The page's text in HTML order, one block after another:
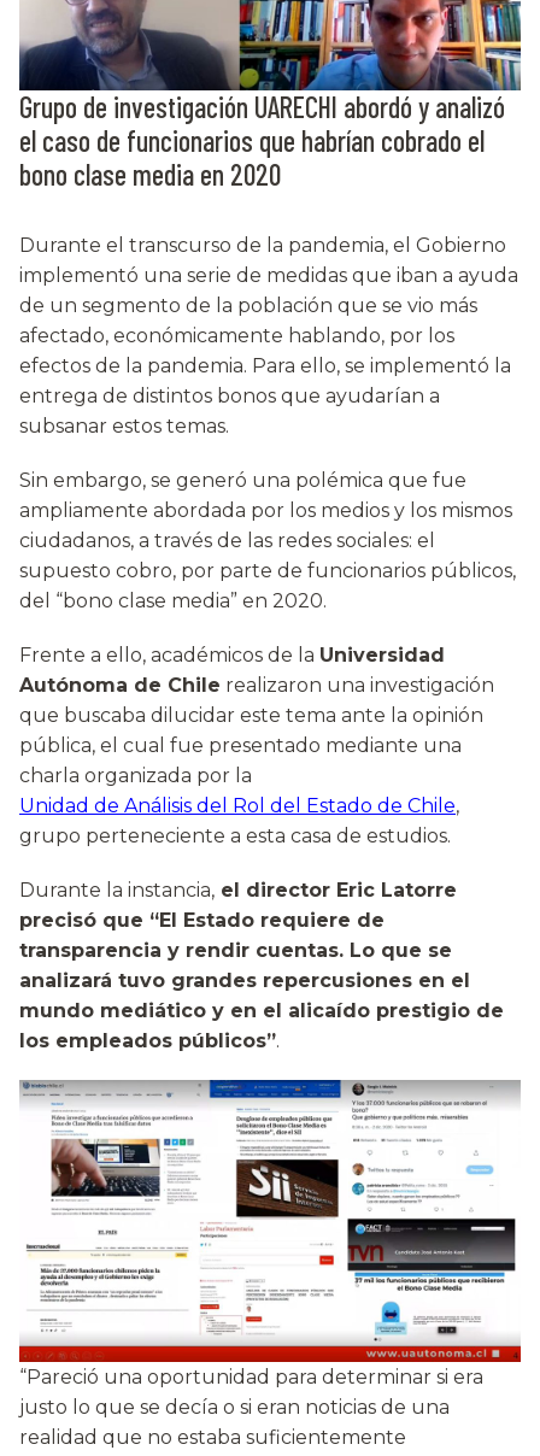
Grupo de investigación UARECHI abordó y analizó
el caso de funcionarios que habrían cobrado el
bono clase media en 2020
Durante el transcurso de la pandemia, el Gobierno
implementó una serie de medidas que iban a ayuda
de un segmento de la población que se vio más
afectado, económicamente hablando, por los
efectos de la pandemia. Para ello, se implementó la
entrega de distintos bonos que ayudarían a
subsanar estos temas.
Sin embargo, se generó una polémica que fue
ampliamente abordada por los medios y los mismos
ciudadanos, a través de las redes sociales: el
supuesto cobro, por parte de funcionarios públicos,
del “bono clase media” en 2020.
Frente a ello, académicos de la Universidad
Autónoma de Chile realizaron una investigación
que buscaba dilucidar este tema ante la opinión
pública, el cual fue presentado mediante una
charla organizada por la
Unidad de Análisis del Rol del Estado de Chile,
grupo perteneciente a esta casa de estudios.
Durante la instancia, el director Eric Latorre
precisó que “El Estado requiere de
transparencia y rendir cuentas. Lo que se
analizará tuvo grandes repercusiones en el
mundo mediático y en el alicaído prestigio de
los empleados públicos”.
“Pareció una oportunidad para determinar si era
justo lo que se decía o si eran noticias de una
realidad que no estaba suficientemente